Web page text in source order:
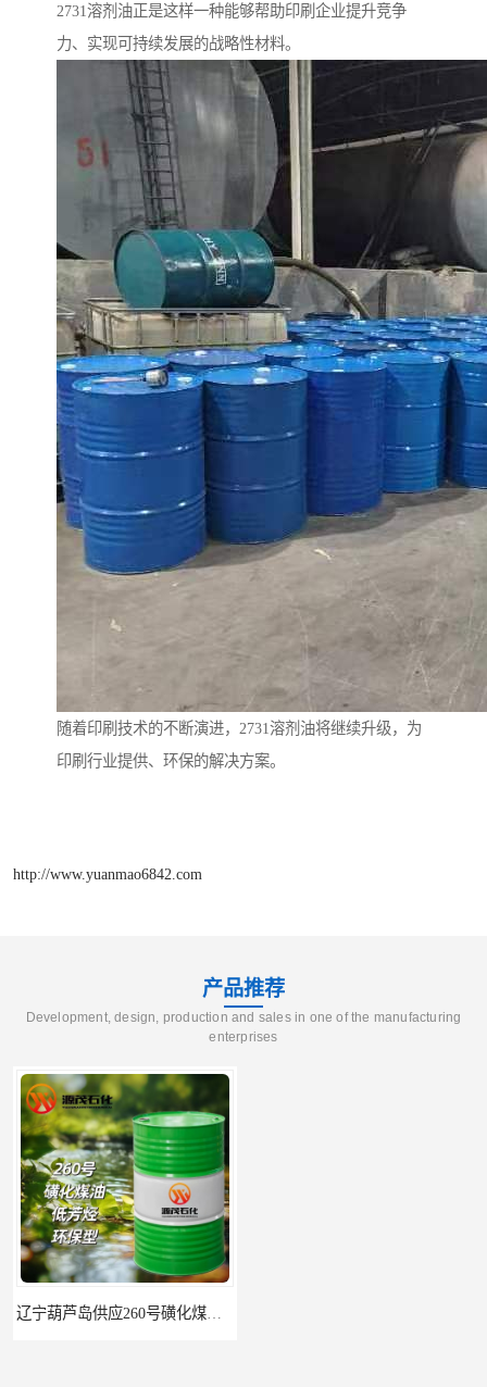
2731溶剂油正是这样一种能够帮助印刷企业提升竞争
力、实现可持续发展的战略性材料。
随着印刷技术的不断演进，2731溶剂油将继续升级，为
印刷行业提供、环保的解决方案。
http://www.yuanmao6842.com
产品推荐
Development, design, production and sales in one of the manufacturing
enterprises
辽宁葫芦岛供应260号磺化煤油电解铜电解镍钴稀释剂